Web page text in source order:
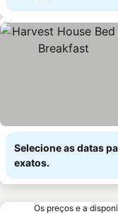
Selecione as datas
exatos.
Os preços e a